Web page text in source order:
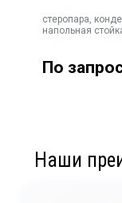
стеропара,
напольная
По
Наши